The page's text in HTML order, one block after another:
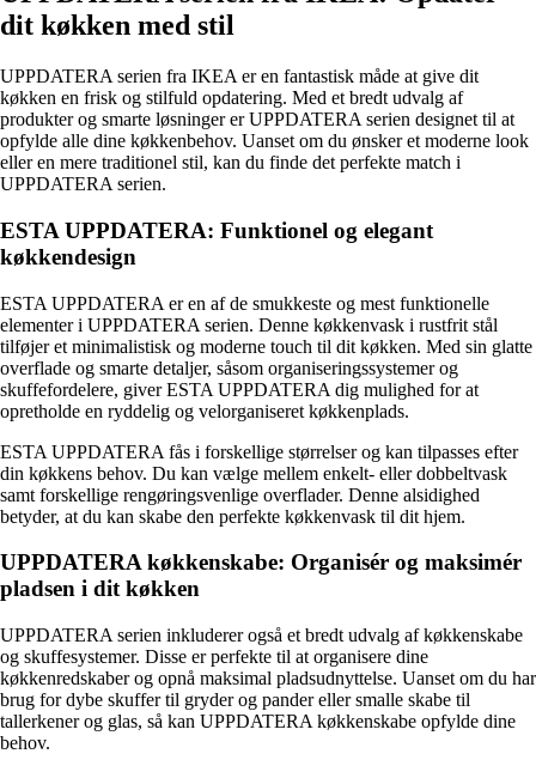
dit køkken med stil
UPPDATERA serien fra IKEA er en fantastisk måde at give dit
køkken en frisk og stilfuld opdatering. Med et bredt udvalg af
produkter og smarte løsninger er UPPDATERA serien designet til at
opfylde alle dine køkkenbehov. Uanset om du ønsker et moderne look
eller en mere traditionel stil, kan du finde det perfekte match i
UPPDATERA serien.
ESTA UPPDATERA: Funktionel og elegant
køkkendesign
ESTA UPPDATERA er en af de smukkeste og mest funktionelle
elementer i UPPDATERA serien. Denne køkkenvask i rustfrit stål
tilføjer et minimalistisk og moderne touch til dit køkken. Med sin glatte
overflade og smarte detaljer, såsom organiseringssystemer og
skuffefordelere, giver ESTA UPPDATERA dig mulighed for at
opretholde en ryddelig og velorganiseret køkkenplads.
ESTA UPPDATERA fås i forskellige størrelser og kan tilpasses efter
din køkkens behov. Du kan vælge mellem enkelt- eller dobbeltvask
samt forskellige rengøringsvenlige overflader. Denne alsidighed
betyder, at du kan skabe den perfekte køkkenvask til dit hjem.
UPPDATERA køkkenskabe: Organisér og maksimér
pladsen i dit køkken
UPPDATERA serien inkluderer også et bredt udvalg af køkkenskabe
og skuffesystemer. Disse er perfekte til at organisere dine
køkkenredskaber og opnå maksimal pladsudnyttelse. Uanset om du har
brug for dybe skuffer til gryder og pander eller smalle skabe til
tallerkener og glas, så kan UPPDATERA køkkenskabe opfylde dine
behov.